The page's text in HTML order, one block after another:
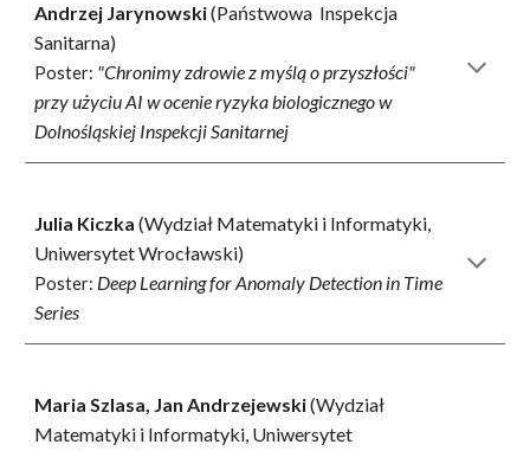
Andrzej Jarynowski(Państwowa Inspekcja
Sanitarna)
Poster: "Chronimy zdrowie z myślą o przyszłości"
przy użyciu AI w ocenie ryzyka biologicznego w
Dolnośląskiej Inspekcji Sanitarnej
Julia Kiczka(Wydział Matematyki i Informatyki,
Uniwersytet Wrocławski)
Poster: Deep Learning for Anomaly Detection in Time
Series
Maria Szlasa, Jan Andrzejewski(Wydział
Matematyki i Informatyki, Uniwersytet